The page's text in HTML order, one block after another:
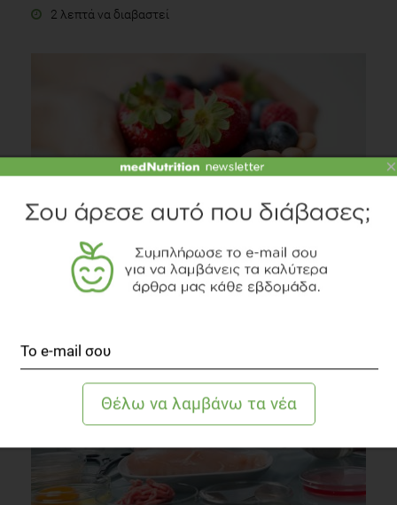
2 λεπτά να διαβαστεί
VIDEO
Είμαστε τελικά ό,τι τρώμε;
Συστάσεις Διατροφής
×